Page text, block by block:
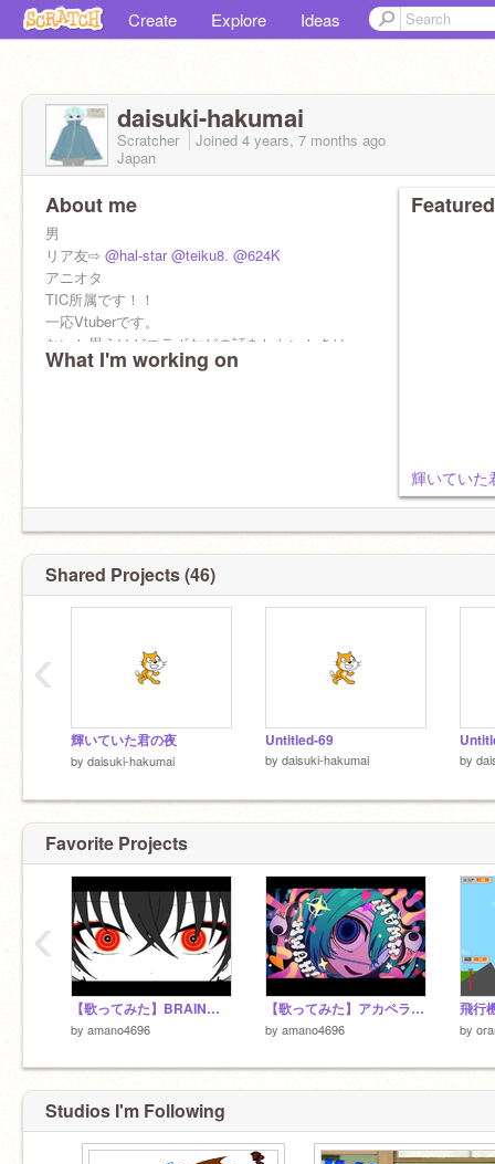
Create Explore Ideas
daisuki-hakumai
Scratcher Joined 4 years, 7 months ago
Japan
About me
男
リア友⇨ @hal-star @teiku8. @624K
アニオタ
TIC所属です！！
一応Vtuberです。
ないと思うけどコラボなどの話をしたいときは
まずコメントに連絡してね～
What I'm working on
輝いていた
Shared Projects (46)
輝いていた君の夜
by daisuki-hakumai
Untitled-69
by daisuki-hakumai by
‹
Favorite Projects
【歌ってみた】BRAIN 天乃’s
by amano4696
【歌ってみた】アカペラでモニタリング
by amano4696
飛行
by
‹
Studios I'm Following